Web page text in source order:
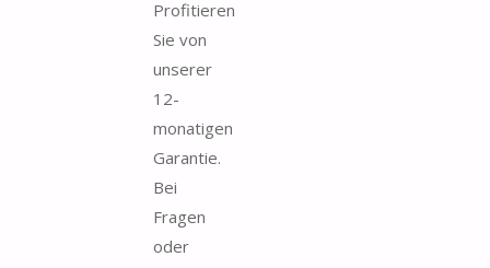
Profitieren
Sie von
unserer
12-
monatigen
Garantie.
Bei
Fragen
oder